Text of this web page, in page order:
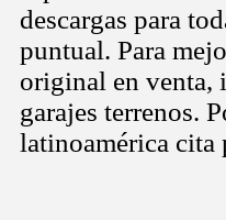
descargas para
puntual. Para
original en venta,
garajes terrenos.
latinoamérica cita